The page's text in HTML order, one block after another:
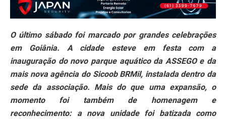
O último sábado foi marcado por grandes celebrações
em Goiânia. A cidade esteve em festa com a
inauguração do novo parque aquático da ASSEGO e da
mais nova agência do Sicoob BRMil, instalada dentro da
sede da associação. Mais do que uma expansão, o
momento foi também de homenagem e
reconhecimento: a nova unidade foi batizada como